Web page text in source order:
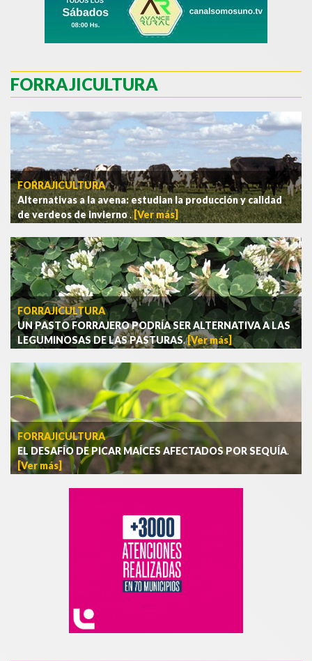
FORRAJICULTURA
FORRAJICULTURA
Alternativas a la avena: estudian la producción y calidad
de verdeos de invierno.[Ver más]
FORRAJICULTURA
UN PASTO FORRAJERO PODRÍA SER ALTERNATIVA A LAS
LEGUMINOSAS DE LAS PASTURAS.[Ver más]
FORRAJICULTURA
EL DESAFÍO DE PICAR MAÍCES AFECTADOS POR SEQUÍA.
[Ver más]